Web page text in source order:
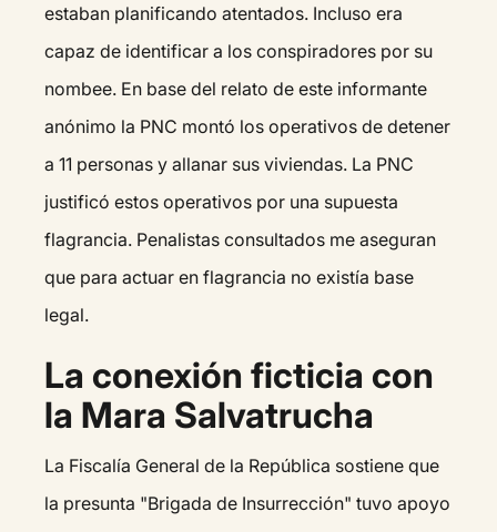
estaban planificando atentados. Incluso era
capaz de identificar a los conspiradores por su
nombee. En base del relato de este informante
anónimo la PNC montó los operativos de detener
a 11 personas y allanar sus viviendas. La PNC
justificó estos operativos por una supuesta
flagrancia. Penalistas consultados me aseguran
que para actuar en flagrancia no existía base
legal.
La conexión ficticia con
la Mara Salvatrucha
La Fiscalía General de la República sostiene que
la presunta "Brigada de Insurrección" tuvo apoyo